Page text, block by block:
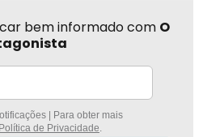
bem informado com O
| Para obter mais
Política de Privacidade